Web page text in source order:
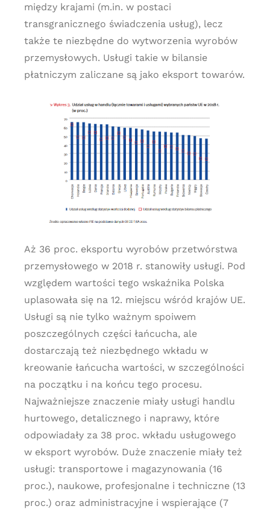
między krajami (m.in. w postaci
transgranicznego świadczenia usług), lecz
także te niezbędne do wytworzenia wyrobów
przemysłowych. Usługi takie w bilansie
płatniczym zaliczane są jako eksport towarów.
Aż 36 proc. eksportu wyrobów przetwórstwa
przemysłowego w 2018 r. stanowiły usługi. Pod
względem wartości tego wskaźnika Polska
uplasowała się na 12. miejscu wśród krajów UE.
Usługi są nie tylko ważnym spoiwem
poszczególnych części łańcucha, ale
dostarczają też niezbędnego wkładu w
kreowanie łańcucha wartości, w szczególności
na początku i na końcu tego procesu.
Najważniejsze znaczenie miały usługi handlu
hurtowego, detalicznego i naprawy, które
odpowiadały za 38 proc. wkładu usługowego
w eksport wyrobów. Duże znaczenie miały też
usługi: transportowe i magazynowania (16
proc.), naukowe, profesjonalne i techniczne (13
proc.) oraz administracyjne i wspierające (7